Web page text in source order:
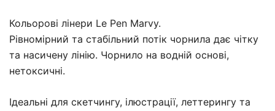
Кольорові лінери Le Pen Marvy.
Рівномірний та стабільний потік чорнила дає чітку
та насичену лінію. Чорнило на водній основі,
нетоксичні.
Ідеальні для скетчингу, ілюстрації, леттерингу та